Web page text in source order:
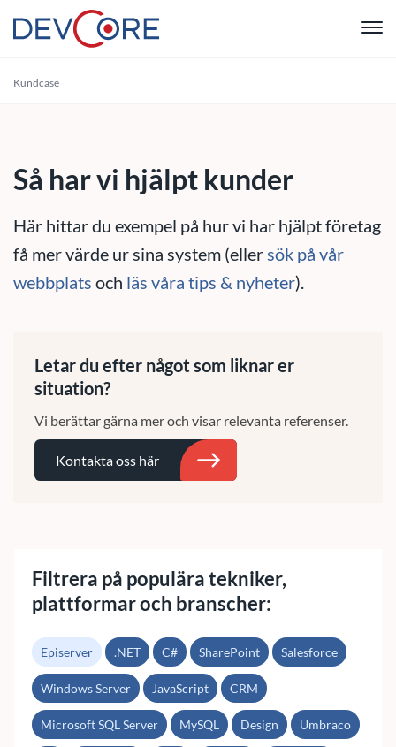
"Kundcase
Så har vi hjälpt kunder
Här hittar du exempel på hur vi har hjälpt företag
få mer värde ur sina system (ellersök på vår
webbplats och läs våra tips & nyheter).
Letar du efter något som liknar er
situation?
Vi berättar gärna mer och visar relevanta referenser.
Kontakta oss här
Filtrera på populära tekniker,
plattformar och branscher:
Episerver .NET C# SharePoint Salesforce
Windows Server JavaScript CRM
Microsoft SQL Server MySQL Design Umbraco